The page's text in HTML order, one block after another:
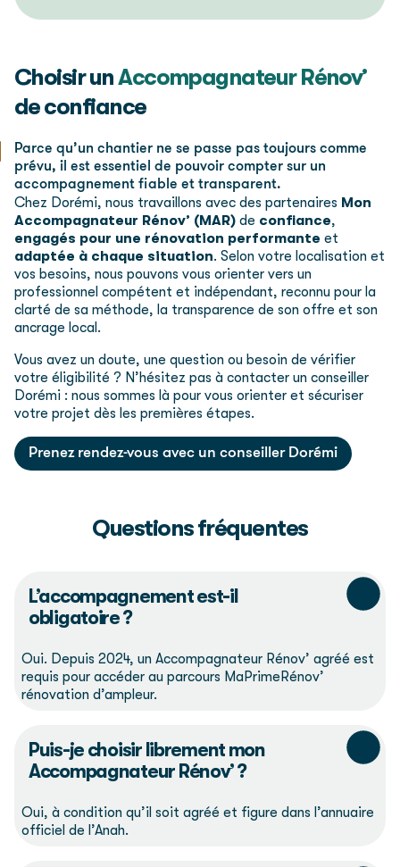
Choisir unAccompagnateur Rénov’
de confiance
Parce qu’un chantier ne se passe pas toujours comme
prévu, il est essentiel de pouvoir compter sur un
accompagnement fiable et transparent.
Chez Dorémi, nous travaillons avec des partenaires Mon
Accompagnateur Rénov’ (MAR) de confiance,
engagés pour une rénovation performante et
adaptée à chaque situation. Selon votre localisation et
vos besoins, nous pouvons vous orienter vers un
professionnel compétent et indépendant, reconnu pour la
clarté de sa méthode, la transparence de son offre et son
ancrage local.
Vous avez un doute, une question ou besoin de vérifier
votre éligibilité ? N’hésitez pas à contacter un conseiller
Dorémi : nous sommes là pour vous orienter et sécuriser
votre projet dès les premières étapes.
Prenez rendez-vous avec un conseiller Dorémi
Questions fréquentes
L’accompagnement est-il
obligatoire ?
Oui. Depuis 2024, un Accompagnateur Rénov’ agréé est
requis pour accéder au parcours MaPrimeRénov’
rénovation d’ampleur.
Puis-je choisir librement mon
Accompagnateur Rénov’ ?
Oui, à condition qu’il soit agréé et figure dans l’annuaire
officiel de l’Anah.